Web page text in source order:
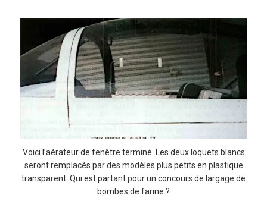
Voici l’aérateur de fenêtre terminé. Les deux loquets blancs
seront remplacés par des modèles plus petits en plastique
transparent. Qui est partant pour un concours de largage de
bombes de farine ?